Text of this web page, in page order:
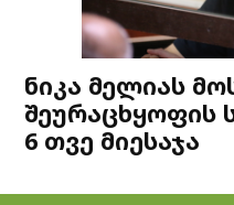
ნიკა მელიას
შეურაცხყოფის
6 თვე მიესაჯა